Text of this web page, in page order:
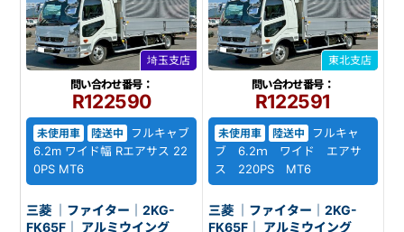
埼玉支店
問い合わせ番号：
R122590
未使用車 陸送中
フルキャブ
6.2m ワイド幅 Rエアサス 22
0PS MT6
三菱 ｜ファイター｜2KG-
FK65F｜ アルミウイング
東北支店
問い合わせ番号：
R122591
未使用車 陸送中
フルキャ
ブ 6.2ｍ ワイド エアサ
ス 220PS MT6
三菱 ｜ファイター｜2KG-
FK65F｜ アルミウイング